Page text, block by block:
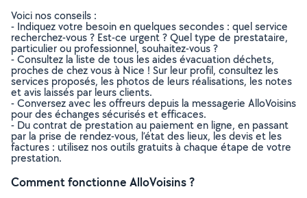
Voici nos conseils :
- Indiquez votre besoin en quelques secondes : quel service
recherchez-vous ? Est-ce urgent ? Quel type de prestataire,
particulier ou professionnel, souhaitez-vous ?
- Consultez la liste de tous les aides évacuation déchets,
proches de chez vous à Nice ! Sur leur profil, consultez les
services proposés, les photos de leurs réalisations, les notes
et avis laissés par leurs clients.
- Conversez avec les offreurs depuis la messagerie AlloVoisins
pour des échanges sécurisés et efficaces.
- Du contrat de prestation au paiement en ligne, en passant
par la prise de rendez-vous, l’état des lieux, les devis et les
factures : utilisez nos outils gratuits à chaque étape de votre
prestation.
Comment fonctionne AlloVoisins ?